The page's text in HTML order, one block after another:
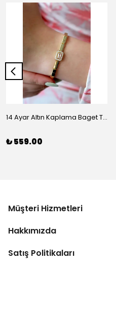
14 Ayar Altın Kaplama Baget Taşlı Vip Bileklik
₺ 559.00
Müşteri Hizmetleri
Hakkımızda
Satış Politikaları